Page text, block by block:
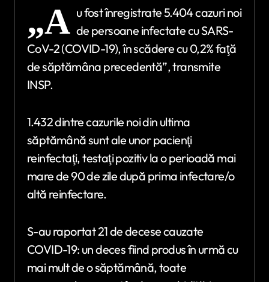
„A u fost înregistrate 5.404 cazuri noi
de persoane infectate cu SARS-
CoV-2 (COVID-19), în scădere cu 0,2% faţă
de săptămâna precedentă”, transmite
INSP.
1.432 dintre cazurile noi din ultima
săptămână sunt ale unor pacienţi
reinfectaţi, testaţi pozitiv la o perioadă mai
mare de 90 de zile după prima infectare/o
altă reinfectare.
S-au raportat 21 de decese cauzate
COVID-19: un deces fiind produs în urmă cu
mai mult de o săptămână, toate